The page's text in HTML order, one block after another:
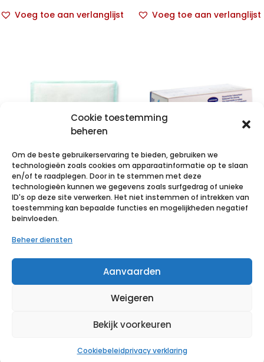
Cookie toestemming
beheren
Om de beste gebruikerservaring te bieden, gebruiken we
technologieën zoals cookies om apparaatinformatie op te slaan
en/of te raadplegen. Door in te stemmen met deze
technologieën kunnen we gegevens zoals surfgedrag of unieke
ID's op deze site verwerken. Het niet instemmen of intrekken van
toestemming kan bepaalde functies en mogelijkheden negatief
beïnvloeden.
Beheer diensten
Aanvaarden
Weigeren
Bekijk voorkeuren
Cookiebeleidprivacy verklaring
Voeg toe aan verlanglijst
Voeg toe aan verlanglijst
RESPOSORB
Super 20x40cm
10 p/s
Voeg toe aan verlanglijst
Hydrofilm roll
10cm x 2m 1 p/s
Voeg toe aan verlanglijst